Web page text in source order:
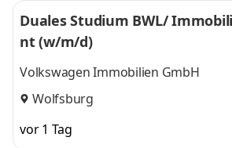
Duales Studium BWL/
nt (w/m/d)
Volkswagen Immobilien GmbH
Wolfsburg
vor 1 Tag